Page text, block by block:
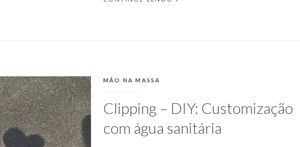
CATEGORIAS:
MÃO NA MASSA
Clipping – DIY: Customização
com água sanitária